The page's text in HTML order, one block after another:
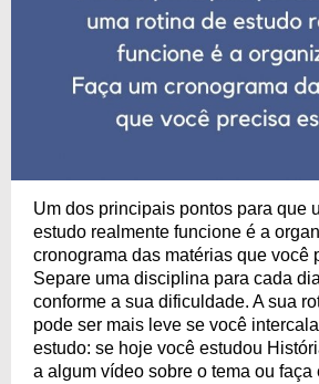
Um dos principais pontos para que
estudo realmente funcione é a
cronograma das matérias que você
Separe uma disciplina para cada
conforme a sua dificuldade. A sua
pode ser mais leve se você
estudo: se hoje você estudou
a algum vídeo sobre o tema ou